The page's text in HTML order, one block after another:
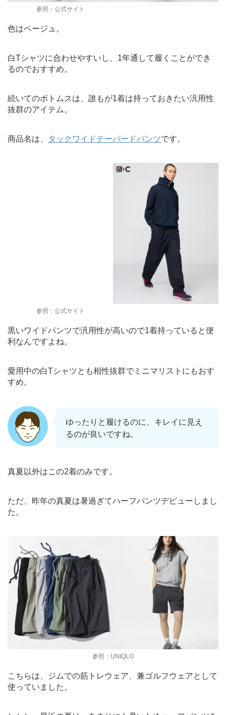
参照：公式サイト
色はベージュ。
白Tシャツに合わせやすいし、1年通して履くことができ
るのでおすすめ。
続いてのボトムスは、誰もが1着は持っておきたい汎用性
抜群のアイテム。
商品名は、 タックワイドテーパードパンツです。
参照：公式サイト
黒いワイドパンツで汎用性が高いので1着持っていると便
利なんですよね。
愛用中の白Tシャツとも相性抜群でミニマリストにもおす
すめ。
ゆったりと履けるのに、キレイに見え
るのが良いですね。
真夏以外はこの2着のみです。
ただ、昨年の真夏は暑過ぎてハーフパンツデビューしまし
た。
参照：UNIQLO
こちらは、ジムでの筋トレウェア、兼ゴルフウェアとして
使っていました。